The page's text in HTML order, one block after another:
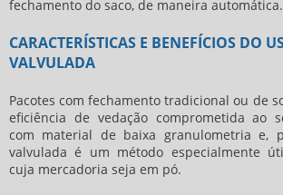
fechamento do saco, de maneira automática.
CARACTERÍSTICAS E BENEFÍCIOS DO
VALVULADA
Pacotes com fechamento tradicional ou de
eficiência de vedação comprometida ao
com material de baixa granulometria e,
valvulada é um método especialmente
cuja mercadoria seja em pó.